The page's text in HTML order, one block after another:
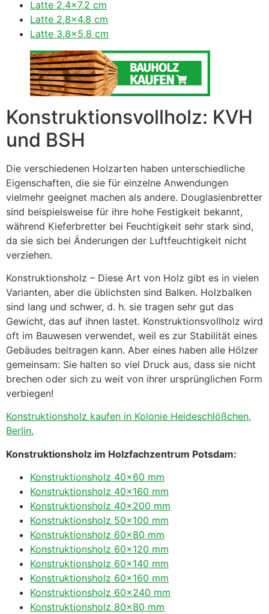
Latte 2,4×7,2 cm
Latte 2,8×4,8 cm
Latte 3,8×5,8 cm
Konstruktionsvollholz: KVH
und BSH
Die verschiedenen Holzarten haben unterschiedliche
Eigenschaften, die sie für einzelne Anwendungen
vielmehr geeignet machen als andere. Douglasienbretter
sind beispielsweise für ihre hohe Festigkeit bekannt,
während Kieferbretter bei Feuchtigkeit sehr stark sind,
da sie sich bei Änderungen der Luftfeuchtigkeit nicht
verziehen.
Konstruktionsholz – Diese Art von Holz gibt es in vielen
Varianten, aber die üblichsten sind Balken. Holzbalken
sind lang und schwer, d. h. sie tragen sehr gut das
Gewicht, das auf ihnen lastet. Konstruktionsvollholz wird
oft im Bauwesen verwendet, weil es zur Stabilität eines
Gebäudes beitragen kann. Aber eines haben alle Hölzer
gemeinsam: Sie halten so viel Druck aus, dass sie nicht
brechen oder sich zu weit von ihrer ursprünglichen Form
verbiegen!
Konstruktionsholz kaufen in Kolonie Heideschlößchen,
Berlin.
Konstruktionsholz im Holzfachzentrum Potsdam:
Konstruktionsholz 40×60 mm
Konstruktionsholz 40×160 mm
Konstruktionsholz 40×200 mm
Konstruktionsholz 50×100 mm
Konstruktionsholz 60×80 mm
Konstruktionsholz 60×120 mm
Konstruktionsholz 60×140 mm
Konstruktionsholz 60×160 mm
Konstruktionsholz 60×240 mm
Konstruktionsholz 80×80 mm